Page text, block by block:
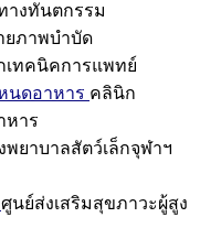
างทันตกรรม
ยภาพบำบัด
เทคนิคการแพทย์
นดอาหาร คลินิก
หาร
พยาบาลสัตว์เล็กจุฬาฯ
ศูนย์ส่งเสริมสุขภาวะผู้สูง